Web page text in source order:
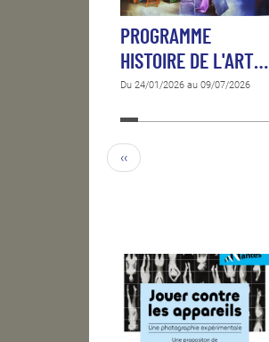
PROGRAMME
HISTOIRE DE L'ART…
Du 24/01/2026 au 09/07/2026
‹‹